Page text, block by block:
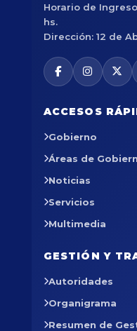
Horario de
hs.
Dirección: 12 de
ACCESOS
Gobierno
Áreas de
Noticias
Servicios
Multimedia
GESTIÓN Y
Autoridades
Organigrama
Resumen de